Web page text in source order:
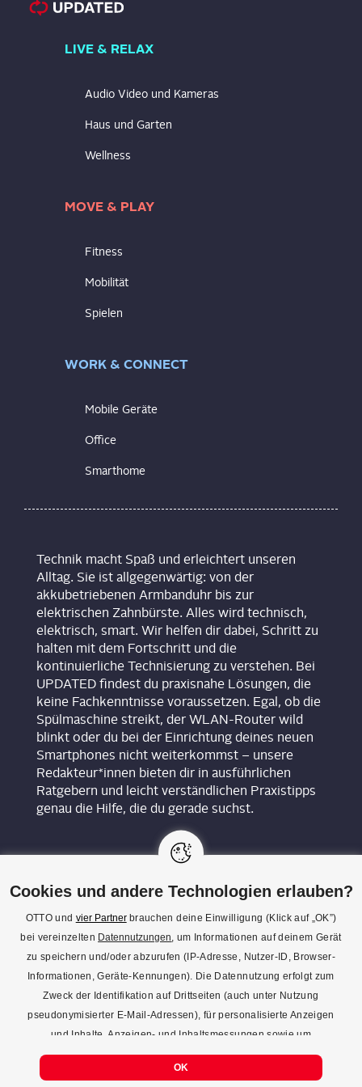
LIVE & RELAX
Audio Video und Kameras
Haus und Garten
Wellness
MOVE & PLAY
Fitness
Mobilität
Spielen
WORK & CONNECT
Mobile Geräte
Office
Smarthome
Technik macht Spaß und erleichtert unseren
Alltag. Sie ist allgegenwärtig: von der
akkubetriebenen Armbanduhr bis zur
elektrischen Zahnbürste. Alles wird technisch,
elektrisch, smart. Wir helfen dir dabei, Schritt zu
halten mit dem Fortschritt und die
kontinuierliche Technisierung zu verstehen. Bei
UPDATED findest du praxisnahe Lösungen, die
keine Fachkenntnisse voraussetzen. Egal, ob die
Spülmaschine streikt, der WLAN-Router wild
blinkt oder du bei der Einrichtung deines neuen
Smartphones nicht weiterkommst – unsere
Redakteur*innen bieten dir in ausführlichen
Ratgebern und leicht verständlichen Praxistipps
genau die Hilfe, die du gerade suchst.
KON­TAKT
REDAK­TI­ON
IMPRES­SUM
DATENSCHUTZ
COOKIE-EINSTELLUNGEN
Cookies und andere Technologien erlauben?
OTTO und vier Partnerbrauchen deine Einwilligung (Klick auf „OK”)
bei vereinzelten Datennutzungen, um Informationen auf deinem Gerät
zu speichern und/oder abzurufen (IP-Adresse, Nutzer-ID, Browser-
Informationen, Geräte-Kennungen). Die Datennutzung erfolgt zum
Zweck der Identifikation auf Drittseiten (auch unter Nutzung
pseudonymisierter E-Mail-Adressen), für personalisierte Anzeigen
und Inhalte, Anzeigen- und Inhaltsmessungen sowie um
Erkenntnisse über Zielgruppen und Produktentwicklungen zu
gewinnen. Mehr Infos zur Einwilligung (inkl. Widerrufsmöglichkeit)
OK